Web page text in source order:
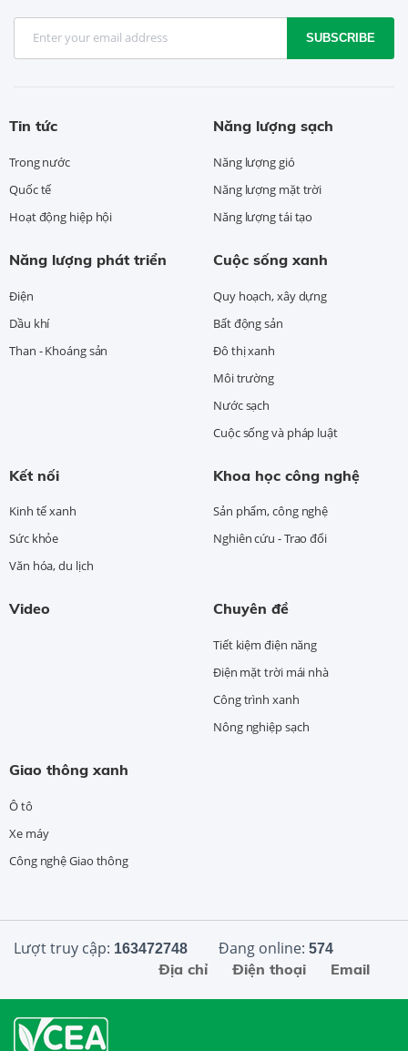
SUBSCRIBE
Tin tức
Trong nước
Quốc tế
Hoạt động hiệp hội
Năng lượng sạch
Năng lượng gió
Năng lượng mặt trời
Năng lượng tái tạo
Năng lượng phát triển
Điện
Dầu khí
Than - Khoáng sản
Cuộc sống xanh
Quy hoạch, xây dựng
Bất động sản
Đô thị xanh
Môi trường
Nước sạch
Cuộc sống và pháp luật
Kết nối
Kinh tế xanh
Sức khỏe
Văn hóa, du lịch
Khoa học công nghệ
Sản phẩm, công nghệ
Nghiên cứu - Trao đổi
Video Chuyên đề
Tiết kiệm điện năng
Điện mặt trời mái nhà
Công trình xanh
Nông nghiệp sạch
Giao thông xanh
Ô tô
Xe máy
Công nghệ Giao thông
Lượt truy cập: 163472748 Đang online: 574
Email
Điện thoại
Địa chỉ